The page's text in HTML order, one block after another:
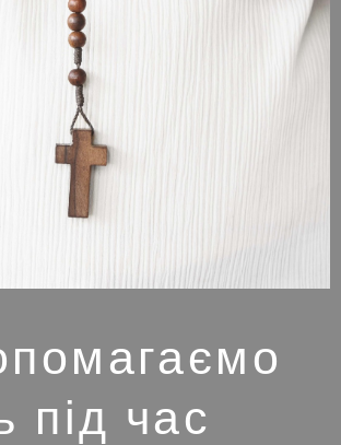
під час